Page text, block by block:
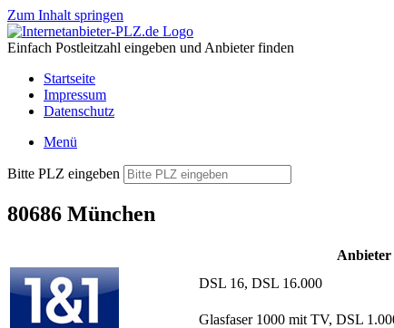
Zum Inhalt springen
Einfach Postleitzahl eingeben und Anbieter finden
Startseite
Impressum
Datenschutz
Menü
Bitte PLZ eingeben
80686 München
DSL 16, DSL 16.000
Glasfaser 1000 mit TV, DSL